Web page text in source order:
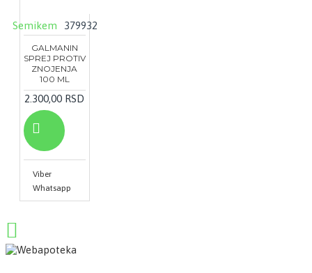
Semikem 379932
GALMANIN
SPREJ PROTIV
ZNOJENJA
100 ML
2.300,00 RSD
Viber
Whatsapp